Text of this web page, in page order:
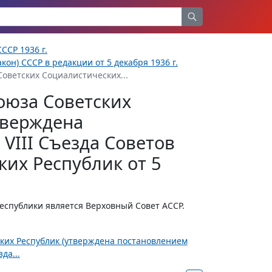
1936 г.
СССР в редакции от 5 декабря 1936 г.
Социалистических...
Советских
Съезда Советов
Республик от 5
является Верховный Совет АССР.
Республик (утверждена постановлением